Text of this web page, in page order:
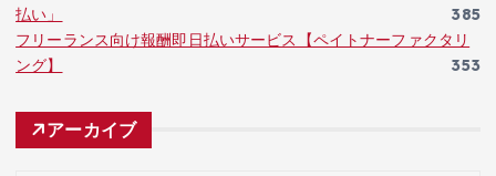
払い」
385
フリーランス向け報酬即日払いサービス【ペイトナーファクタリ
ング】
353
アーカイブ